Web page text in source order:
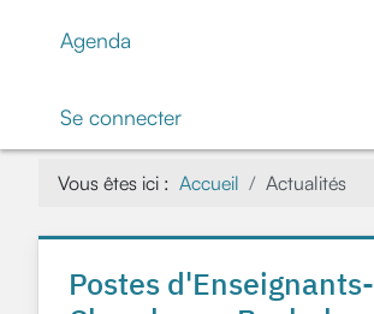
Agenda
Se connecter
Vous êtes ici : Accueil Actualités
Postes d'Enseignants-